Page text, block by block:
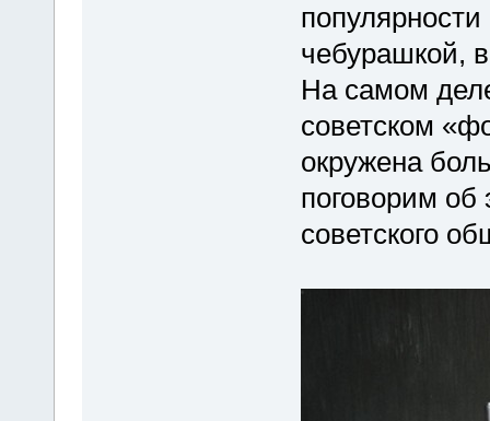
чебурашкой,
На самом
советском
окружена
поговорим об
советского